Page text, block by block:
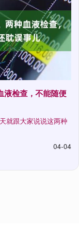
液检查，不能随便
就跟大家说说这两种
04-04